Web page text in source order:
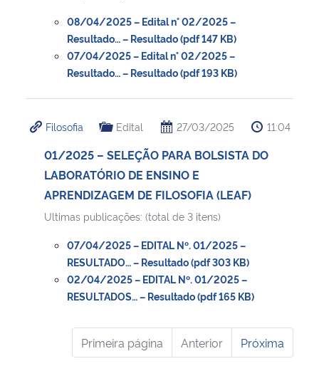
08/04/2025 – Edital n° 02/2025 –
Resultado… – Resultado (pdf 147 KB)
07/04/2025 – Edital n° 02/2025 –
Resultado… – Resultado (pdf 193 KB)
Filosofia Edital 27/03/2025 11:04
01/2025 – SELEÇÃO PARA BOLSISTA DO
LABORATÓRIO DE ENSINO E
APRENDIZAGEM DE FILOSOFIA (LEAF)
Ultimas publicações: (total de 3 itens)
07/04/2025 – EDITAL Nº. 01/2025 –
RESULTADO… – Resultado (pdf 303 KB)
02/04/2025 – EDITAL Nº. 01/2025 –
RESULTADOS… – Resultado (pdf 165 KB)
Primeira página Anterior Próxima